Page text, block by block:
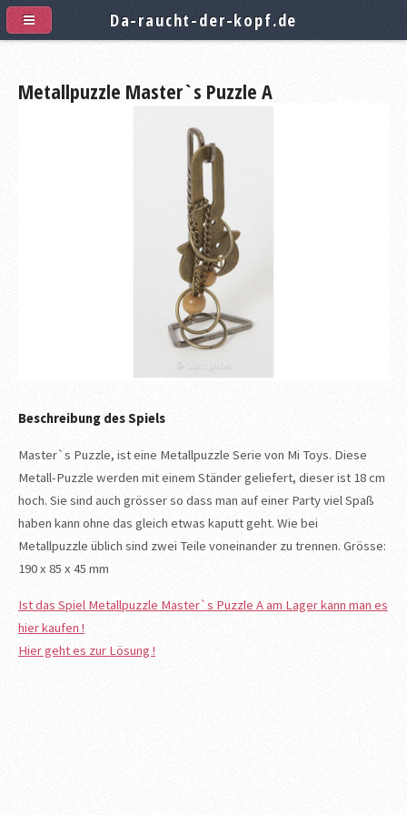
Metallpuzzle Master`s Puzzle A
Beschreibung des Spiels
Master`s Puzzle, ist eine Metallpuzzle Serie von Mi Toys. Diese
Metall-Puzzle werden mit einem Ständer geliefert, dieser ist 18 cm
hoch. Sie sind auch grösser so dass man auf einer Party viel Spaß
haben kann ohne das gleich etwas kaputt geht. Wie bei
Metallpuzzle üblich sind zwei Teile voneinander zu trennen. Grösse:
190 x 85 x 45 mm
Ist das Spiel Metallpuzzle Master`s Puzzle A am Lager kann man es
hier kaufen !
Hier geht es zur Lösung !
Da-raucht-der-kopf.de